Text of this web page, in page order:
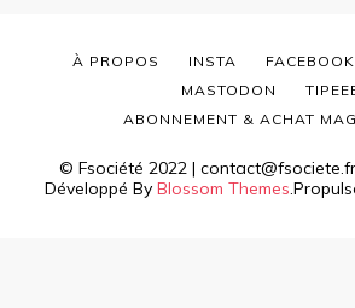
© Fsociété 2022 |
Développé By Blossom Themes
À PROPOS INSTA FACEBOOK
MASTODON
ABONNEMENT & ACHAT